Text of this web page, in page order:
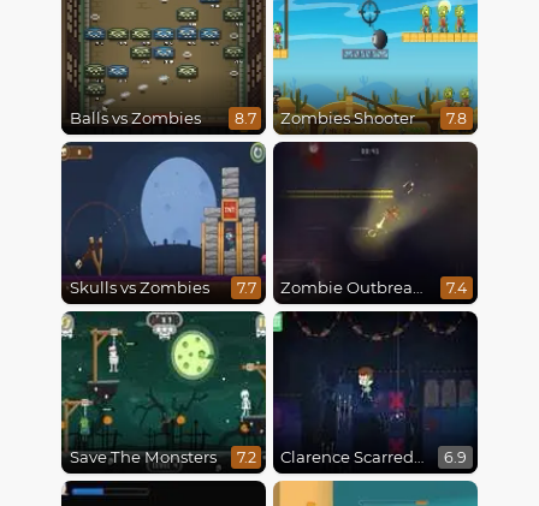
Balls vs Zombies 8.7 Zombies Shooter 7.8
Skulls vs Zombies 7.7 Zombie Outbreak Arena 7.4
Save The Monsters 7.2 Clarence Scarred Silly 6.9